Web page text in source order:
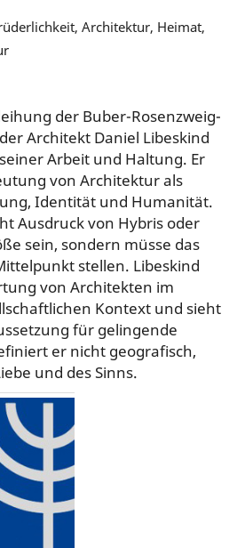
Architektur, Heimat,
der Buber-Rosenzweig-
Architekt Daniel Libeskind
Arbeit und Haltung. Er
von Architektur als
Identität und Humanität.
Ausdruck von Hybris oder
sein, sondern müsse das
stellen. Libeskind
von Architekten im
Kontext und sieht
für gelingende
er nicht geografisch,
und des Sinns.